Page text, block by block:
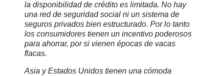
la disponibilidad de crédito es limitada. No hay
una red de seguridad social ni un sistema de
seguros privados bien estructurado. Por lo tanto
los consumidores tienen un incentivo poderosos
para ahorrar, por si vienen épocas de vacas
flacas.
Asia y Estados Unidos tienen una cómoda